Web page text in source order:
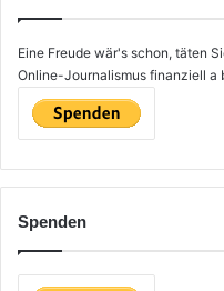
Eine Freude wär's schon, täten
Online-Journalismus finanziell a
Spenden